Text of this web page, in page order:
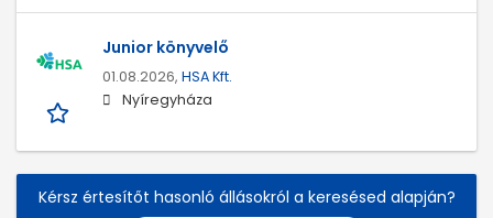
Junior könyvelő
01.08.2026, HSA Kft.
Nyíregyháza
Kérsz értesítőt hasonló állásokról a keresésed alapján?